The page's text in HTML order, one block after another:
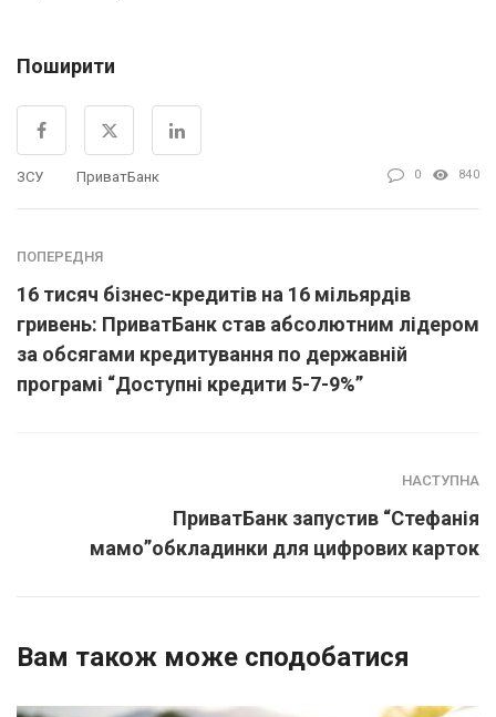
Поширити
ЗСУ ПриватБанк 0 840
ПОПЕРЕДНЯ
16 тисяч бізнес-кредитів на 16 мільярдів
гривень: ПриватБанк став абсолютним лідером
за обсягами кредитування по державній
програмі “Доступні кредити 5-7-9%”
НАСТУПНА
ПриватБанк запустив “Стефанія
мамо”обкладинки для цифрових карток
Вам також може сподобатися